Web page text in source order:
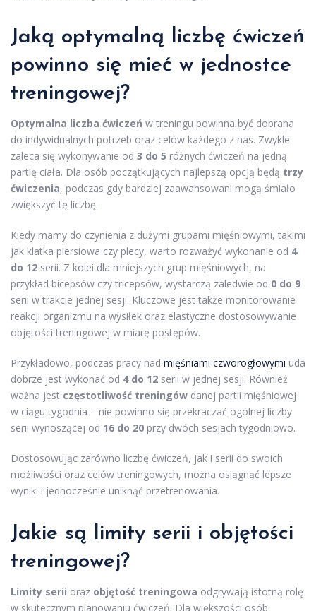
Jaką optymalną liczbę ćwiczeń
powinno się mieć w jednostce
treningowej?
Optymalna liczba ćwiczeń w treningu powinna być dobrana
do indywidualnych potrzeb oraz celów każdego z nas. Zwykle
zaleca się wykonywanie od 3 do 5 różnych ćwiczeń na jedną
partię ciała. Dla osób początkujących najlepszą opcją będą trzy
ćwiczenia, podczas gdy bardziej zaawansowani mogą śmiało
zwiększyć tę liczbę.
Kiedy mamy do czynienia z dużymi grupami mięśniowymi, takimi
jak klatka piersiowa czy plecy, warto rozważyć wykonanie od 4
do 12 serii. Z kolei dla mniejszych grup mięśniowych, na
przykład bicepsów czy tricepsów, wystarczą zaledwie od 0 do 9
serii w trakcie jednej sesji. Kluczowe jest także monitorowanie
reakcji organizmu na wysiłek oraz elastyczne dostosowywanie
objętości treningowej w miarę postępów.
Przykładowo, podczas pracy nad mięśniami czworogłowymi uda
dobrze jest wykonać od 4 do 12 serii w jednej sesji. Również
ważna jest częstotliwość treningów danej partii mięśniowej
w ciągu tygodnia – nie powinno się przekraczać ogólnej liczby
serii wynoszącej od 16 do 20 przy dwóch sesjach tygodniowo.
Dostosowując zarówno liczbę ćwiczeń, jak i serii do swoich
możliwości oraz celów treningowych, można osiągnąć lepsze
wyniki i jednocześnie uniknąć przetrenowania.
Jakie są limity serii i objętości
treningowej?
Limity serii oraz objętość treningowa odgrywają istotną rolę
w skutecznym planowaniu ćwiczeń. Dla większości osób